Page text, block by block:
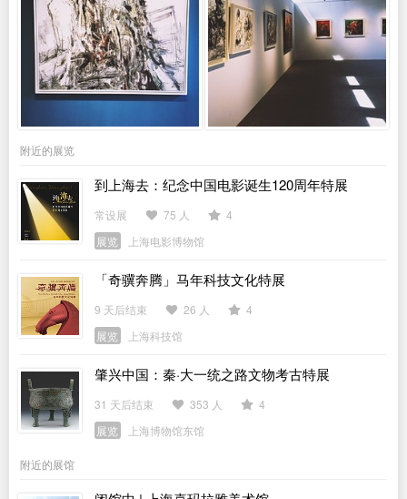
附近的展览
到上海去：纪念中国电影诞生120周年特展
常设展 75 人
4
展览
上海电影博物馆
「奇骥奔腾」马年科技文化特展
9 天后结束 26 人
4
展览
上海科技馆
肇兴中国：秦·大一统之路文物考古特展
31 天后结束 353 人
4
展览
上海博物馆东馆
附近的展馆